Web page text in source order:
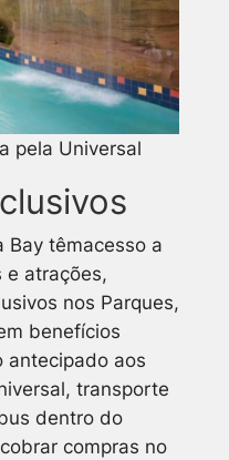
pela Universal
Bay têmacesso a
e atrações,
nos Parques,
benefícios
antecipado aos
transporte
dentro do
compras no